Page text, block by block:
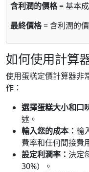
含利潤的價格= 基本
最終價格= 含利潤的價
如何使用計算
使用蛋糕定價計算器非
作：
選擇蛋糕大小和口
述。
輸入您的成本： 輸
費率和任何間接費
設定利潤率： 決定
30%）。